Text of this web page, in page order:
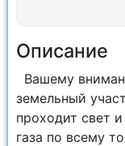
Описание
Вашему
земельный
проходит свет
газа по всему